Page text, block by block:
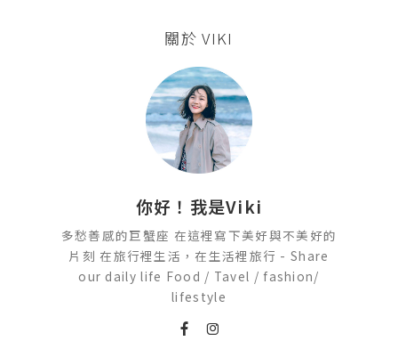
關於 VIKI
你好！我是Viki
多愁善感的巨蟹座 在這裡寫下美好與不美好的
片刻 在旅行裡生活，在生活裡旅行 - Share
our daily life Food / Tavel / fashion/
lifestyle